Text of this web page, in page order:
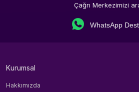
Çağrı Merkezimizi
WhatsApp
Kurumsal
Hakkımızda